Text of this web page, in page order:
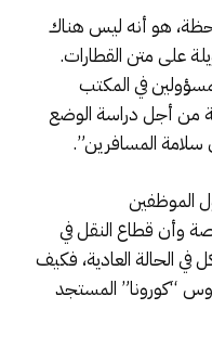
هو أنه ليس هناك
على متن القطارات.
في المكتب
من أجل دراسة الوضع
سلامة المسافرين”.
الموظفين
وأن قطاع النقل في
الحالة العادية، فكيف
“كورونا” المستجد